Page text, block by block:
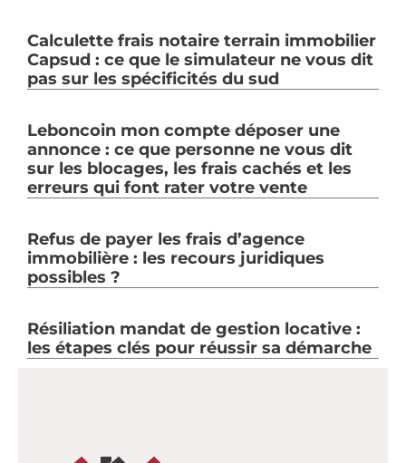
Calculette frais notaire terrain immobilier
Capsud : ce que le simulateur ne vous dit
pas sur les spécificités du sud
Leboncoin mon compte déposer une
annonce : ce que personne ne vous dit
sur les blocages, les frais cachés et les
erreurs qui font rater votre vente
Refus de payer les frais d’agence
immobilière : les recours juridiques
possibles ?
Résiliation mandat de gestion locative :
les étapes clés pour réussir sa démarche